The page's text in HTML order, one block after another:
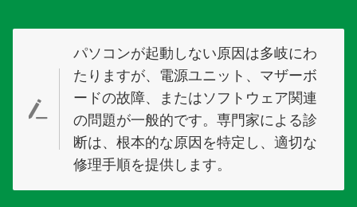
パソコンが起動しない原因は多岐にわ
たりますが、電源ユニット、マザーボ
ードの故障、またはソフトウェア関連
の問題が一般的です。専門家による診
断は、根本的な原因を特定し、適切な
修理手順を提供します。